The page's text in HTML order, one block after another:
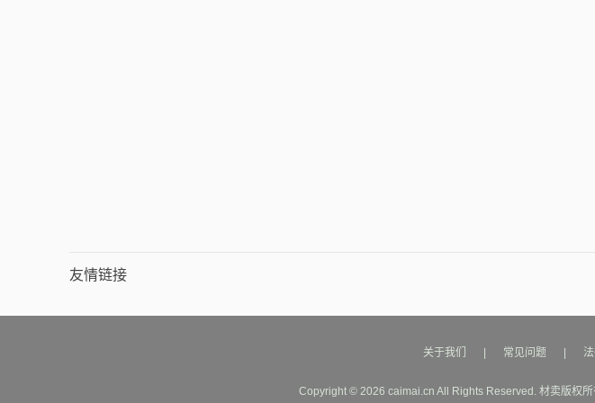
友情链接
关于我们 常见问题
Copyright © 2026 caimai.cn All Rights Reserved. 材卖版权所